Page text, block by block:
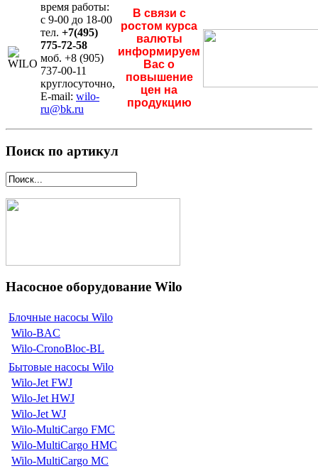
время работы:
с 9-00 до 18-00
тел. +7(495)
775-72-58
моб. +8 (905)
737-00-11
круглосуточно,
E-mail: wilo-
ru@bk.ru
В связи с
ростом курса
валюты
информируем
Вас о
повышение
цен на
продукцию
Поиск по артикул
Насосное оборудование Wilo
Блочные насосы Wilo
Wilo-BAC
Wilo-CronoBloc-BL
Бытовые насосы Wilo
Wilo-Jet FWJ
Wilo-Jet HWJ
Wilo-Jet WJ
Wilo-MultiCargo FMC
Wilo-MultiCargo HMC
Wilo-MultiCargo MC